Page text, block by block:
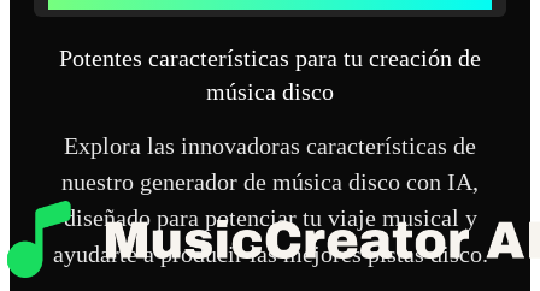
Potentes características para tu creación de
música disco
Explora las innovadoras características de
nuestro generador de música disco con IA,
diseñado para potenciar tu viaje musical y
ayudarte a producir las mejores pistas disco.